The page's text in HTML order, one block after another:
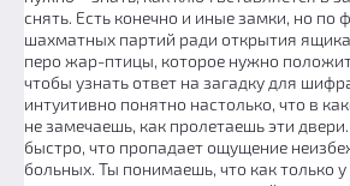
снять. Есть конечно и иные замки, но по
шахматных партий ради открытия
перо жар-птицы, которое нужно
чтобы узнать ответ на загадку для
интуитивно понятно настолько, что в
не замечаешь, как пролетаешь эти
быстро, что пропадает ощущение
больных. Ты понимаешь, что как только у